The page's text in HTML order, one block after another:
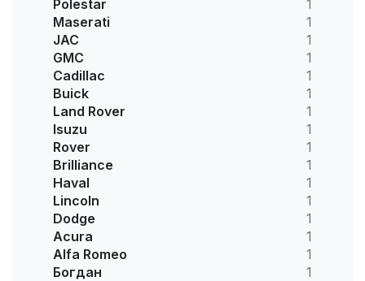
Polestar
1
Maserati
1
JAC
1
GMC
1
Cadillac
1
Buick
1
Land Rover
1
Isuzu
1
Rover
1
Brilliance
1
Haval
1
Lincoln
1
Dodge
1
Acura
1
Alfa Romeo
1
Богдан
1